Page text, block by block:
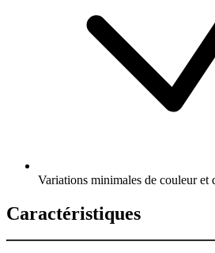
Variations minimales de couleur et
Caractéristiques